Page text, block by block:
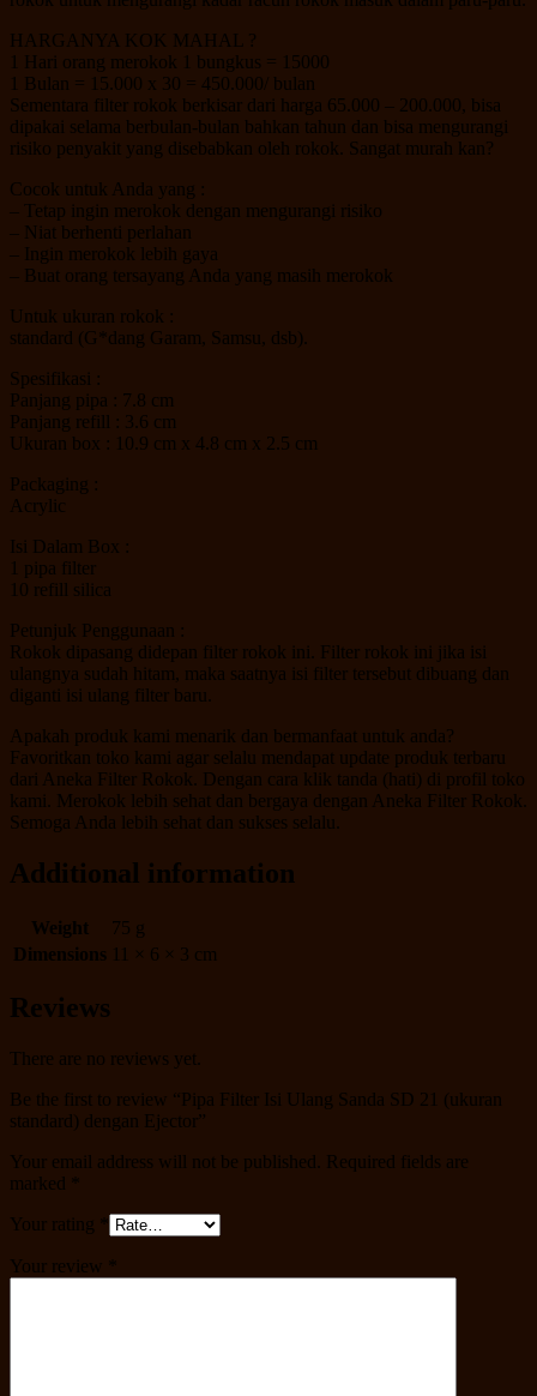
HARGANYA KOK MAHAL ?
1 Hari orang merokok 1 bungkus = 15000
1 Bulan = 15.000 x 30 = 450.000/ bulan
Sementara filter rokok berkisar dari harga 65.000 – 200.000, bisa
dipakai selama berbulan-bulan bahkan tahun dan bisa mengurangi
risiko penyakit yang disebabkan oleh rokok. Sangat murah kan?
Cocok untuk Anda yang :
– Tetap ingin merokok dengan mengurangi risiko
– Niat berhenti perlahan
– Ingin merokok lebih gaya
– Buat orang tersayang Anda yang masih merokok
Untuk ukuran rokok :
standard (G*dang Garam, Samsu, dsb).
Spesifikasi :
Panjang pipa : 7.8 cm
Panjang refill : 3.6 cm
Ukuran box : 10.9 cm x 4.8 cm x 2.5 cm
Packaging :
Acrylic
Isi Dalam Box :
1 pipa filter
10 refill silica
Petunjuk Penggunaan :
Rokok dipasang didepan filter rokok ini. Filter rokok ini jika isi
ulangnya sudah hitam, maka saatnya isi filter tersebut dibuang dan
diganti isi ulang filter baru.
Apakah produk kami menarik dan bermanfaat untuk anda?
Favoritkan toko kami agar selalu mendapat update produk terbaru
dari Aneka Filter Rokok. Dengan cara klik tanda (hati) di profil toko
kami. Merokok lebih sehat dan bergaya dengan Aneka Filter Rokok.
Semoga Anda lebih sehat dan sukses selalu.
Additional information
Weight
75 g
Dimensions 11 × 6 × 3 cm
Reviews
There are no reviews yet.
Be the first to review “Pipa Filter Isi Ulang Sanda SD 21 (ukuran
standard) dengan Ejector”
Your email address will not be published.
Required fields are
marked
Your rating
Your review